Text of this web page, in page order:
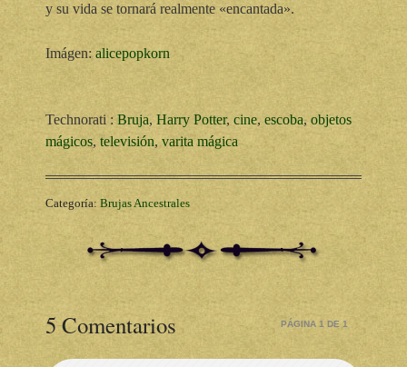
y su vida se tornará realmente «encantada».
Imágen: alicepopkorn
Technorati : Bruja, Harry Potter, cine, escoba, objetos
mágicos, televisión, varita mágica
Categoría: Brujas Ancestrales
5 Comentarios PÁGINA 1 DE 1